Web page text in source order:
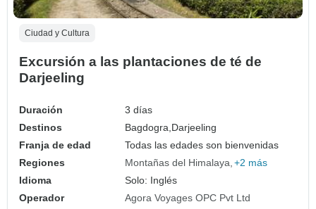
Ciudad y Cultura
Excursión a las plantaciones de té de
Darjeeling
Duración
3 días
Destinos
Bagdogra, Darjeeling
Franja de edad
Todas las edades son bienvenidas
Regiones
Montañas del Himalaya +2 más
Idioma
Solo: Inglés
Operador
Agora Voyages OPC Pvt Ltd